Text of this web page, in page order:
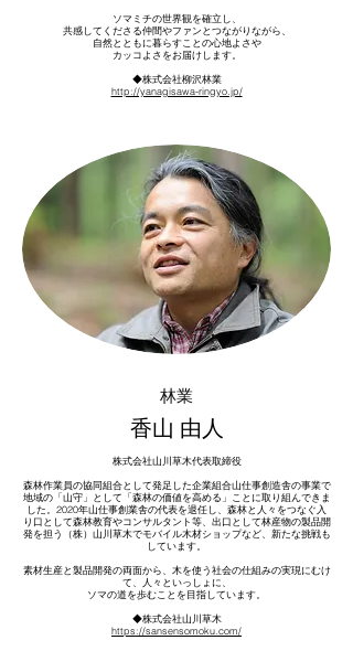
ソマミチの世界観を確立し、
共感してくださる仲間やファンとつながりながら、
自然とともに暮らすことの心地よさや
カッコよさをお届けします。
◆​株式会社柳沢林業
http://yanagisawa-ringyo.jp/
林業
香山 由人
株式会社山川草木代表取締役
森林作業員の協同組合として発足した企業組合山仕事創造舎の事業で
地域の「山守」として「森林の価値を高める」ことに取り組んできま
した。2020年山仕事創業舎の代表を退任し、森林と人々をつなぐ入
り口として森林教育やコンサルタント等、出口として林産物の製品開
発を担う（株）山川草木でモバイル木材ショップなど、新たな挑戦も
しています。
素材生産と製品開発の両面から、木を使う社会の仕組みの実現にむけ
て、人々といっしょに、
ソマの道を歩むことを目指しています。
​◆株式会社山川草木
https://sansensomoku.com/